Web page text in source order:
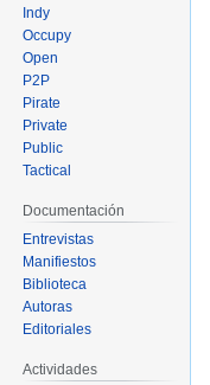
Indy
Occupy
Open
P2P
Pirate
Private
Public
Tactical
Documentación
Entrevistas
Manifiestos
Biblioteca
Autoras
Editoriales
Actividades